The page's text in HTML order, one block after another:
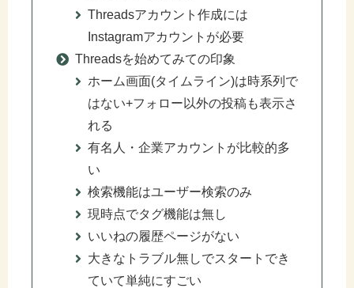
Threadsアカウント作成には
Instagramアカウントが必要
Threadsを始めてみての印象
ホーム画面(タイムライン)は時系列で
はない+フォロー以外の投稿も表示さ
れる
有名人・企業アカウントが比較的多
い
検索機能はユーザー検索のみ
現時点でタグ機能は無し
いいねの履歴ページがない
大きなトラブル無しでスタートでき
ていて単純にすごい